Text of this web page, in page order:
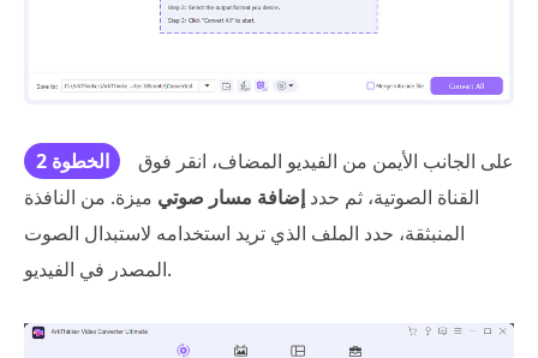
الخطوة 2
على الجانب الأيمن من الفيديو المضاف، انقر فوق
القناة الصوتية، ثم حدد إضافة مسار صوتي ميزة. من النافذة
المنبثقة، حدد الملف الذي تريد استخدامه لاستبدال الصوت
المصدر في الفيديو.